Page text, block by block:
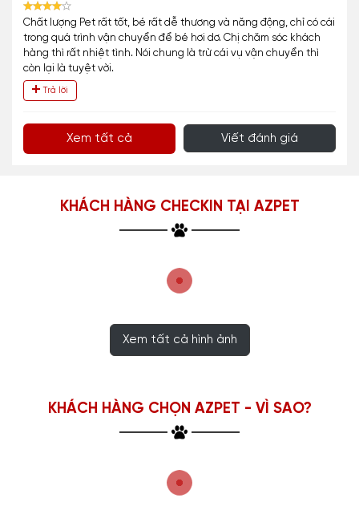
Chất lượng Pet rất tốt, bé rất dễ thương và năng động, chỉ có cái
trong quá trình vận chuyển để bé hơi dơ. Chị chăm sóc khách
hàng thì rất nhiệt tình. Nói chung là trừ cái vụ vận chuyển thì
còn lại là tuyệt vời.
Trả lời
Xem tất cả Viết đánh giá
KHÁCH HÀNG CHECKIN TẠI AZPET
Xem tất cả hình ảnh
KHÁCH HÀNG CHỌN AZPET - VÌ SAO?